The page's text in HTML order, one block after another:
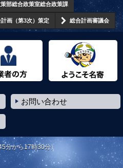
部総合政策室総合政策課
画（第3次）策定 総合計画審議会
お問い合わせ
分から17時30分）